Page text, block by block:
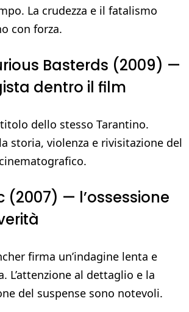
La crudezza e il fatalismo
con forza.
Basterds (2009) —
dentro il film
dello stesso Tarantino.
storia, violenza e rivisitazione del
(2007) — l’ossessione
firma un’indagine lenta e
L’attenzione al dettaglio e la
del suspense sono notevoli.